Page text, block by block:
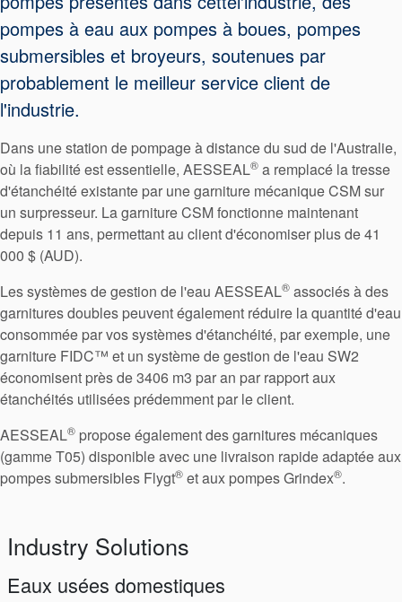
Certifications et normes
Contactez-nous
Actualités
Durabilité
pompes à eau aux pompes à boues, pompes
submersibles et broyeurs, soutenues par
probablement le meilleur service client de
l'industrie.
Dans une station de pompage à distance du sud de l'Australie,
où la fiabilité est essentielle, AESSEAL® a remplacé la tresse
d'étanchéité existante par une garniture mécanique CSM sur
un surpresseur. La garniture CSM fonctionne maintenant
depuis 11 ans, permettant au client d'économiser plus de 41
000 $ (AUD).
Les systèmes de gestion de l'eau AESSEAL® associés à des
garnitures doubles peuvent également réduire la quantité d'eau
consommée par vos systèmes d'étanchéité, par exemple, une
garniture FIDC™ et un système de gestion de l'eau SW2
économisent près de 3406 m3 par an par rapport aux
étanchéités utilisées prédemment par le client.
AESSEAL® propose également des garnitures mécaniques
(gamme T05) disponible avec une livraison rapide adaptée aux
pompes submersibles Flygt® et aux pompes Grindex®.
Industry Solutions
Eaux usées domestiques